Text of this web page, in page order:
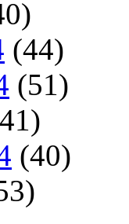
(44)
(51)
(40)